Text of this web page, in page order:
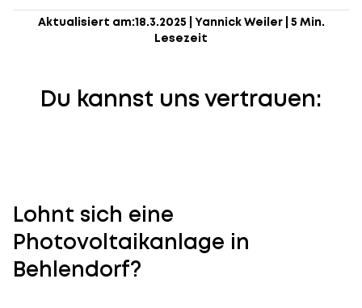
Aktualisiert am:18.3.2025 Yannick Weiler| 5 Min.
Lesezeit
Du kannst uns vertrauen:
Lohnt sich eine
Photovoltaikanlage in
Behlendorf?